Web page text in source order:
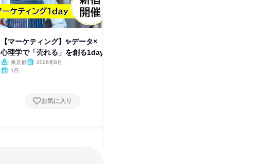
【マーケティング】✨データ×
心理学で「売れる」を創る1day
東京都
2026年8月
1日
お気に入り